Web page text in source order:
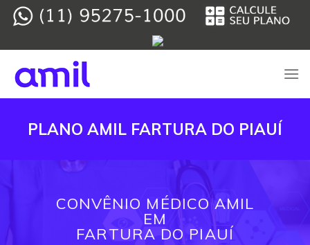
Skip
PLANO AMIL FARTURA DO PIAUÍ
CONVÊNIO MÉDICO AMIL
EM
FARTURA DO PIAUÍ